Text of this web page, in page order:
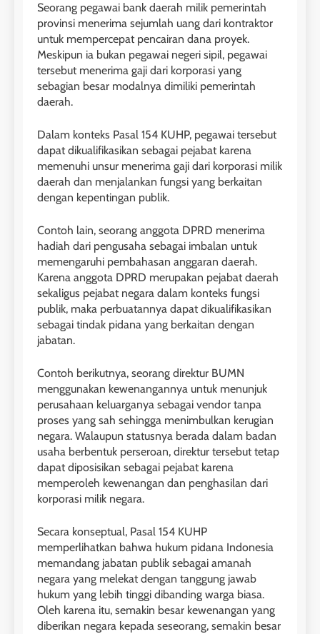
Seorang pegawai bank daerah milik pemerintah
provinsi menerima sejumlah uang dari kontraktor
untuk mempercepat pencairan dana proyek.
Meskipun ia bukan pegawai negeri sipil, pegawai
tersebut menerima gaji dari korporasi yang
sebagian besar modalnya dimiliki pemerintah
daerah.
Dalam konteks Pasal 154 KUHP, pegawai tersebut
dapat dikualifikasikan sebagai pejabat karena
memenuhi unsur menerima gaji dari korporasi milik
daerah dan menjalankan fungsi yang berkaitan
dengan kepentingan publik.
Contoh lain, seorang anggota DPRD menerima
hadiah dari pengusaha sebagai imbalan untuk
memengaruhi pembahasan anggaran daerah.
Karena anggota DPRD merupakan pejabat daerah
sekaligus pejabat negara dalam konteks fungsi
publik, maka perbuatannya dapat dikualifikasikan
sebagai tindak pidana yang berkaitan dengan
jabatan.
Contoh berikutnya, seorang direktur BUMN
menggunakan kewenangannya untuk menunjuk
perusahaan keluarganya sebagai vendor tanpa
proses yang sah sehingga menimbulkan kerugian
negara. Walaupun statusnya berada dalam badan
usaha berbentuk perseroan, direktur tersebut tetap
dapat diposisikan sebagai pejabat karena
memperoleh kewenangan dan penghasilan dari
korporasi milik negara.
Secara konseptual, Pasal 154 KUHP
memperlihatkan bahwa hukum pidana Indonesia
memandang jabatan publik sebagai amanah
negara yang melekat dengan tanggung jawab
hukum yang lebih tinggi dibanding warga biasa.
Oleh karena itu, semakin besar kewenangan yang
diberikan negara kepada seseorang, semakin besar